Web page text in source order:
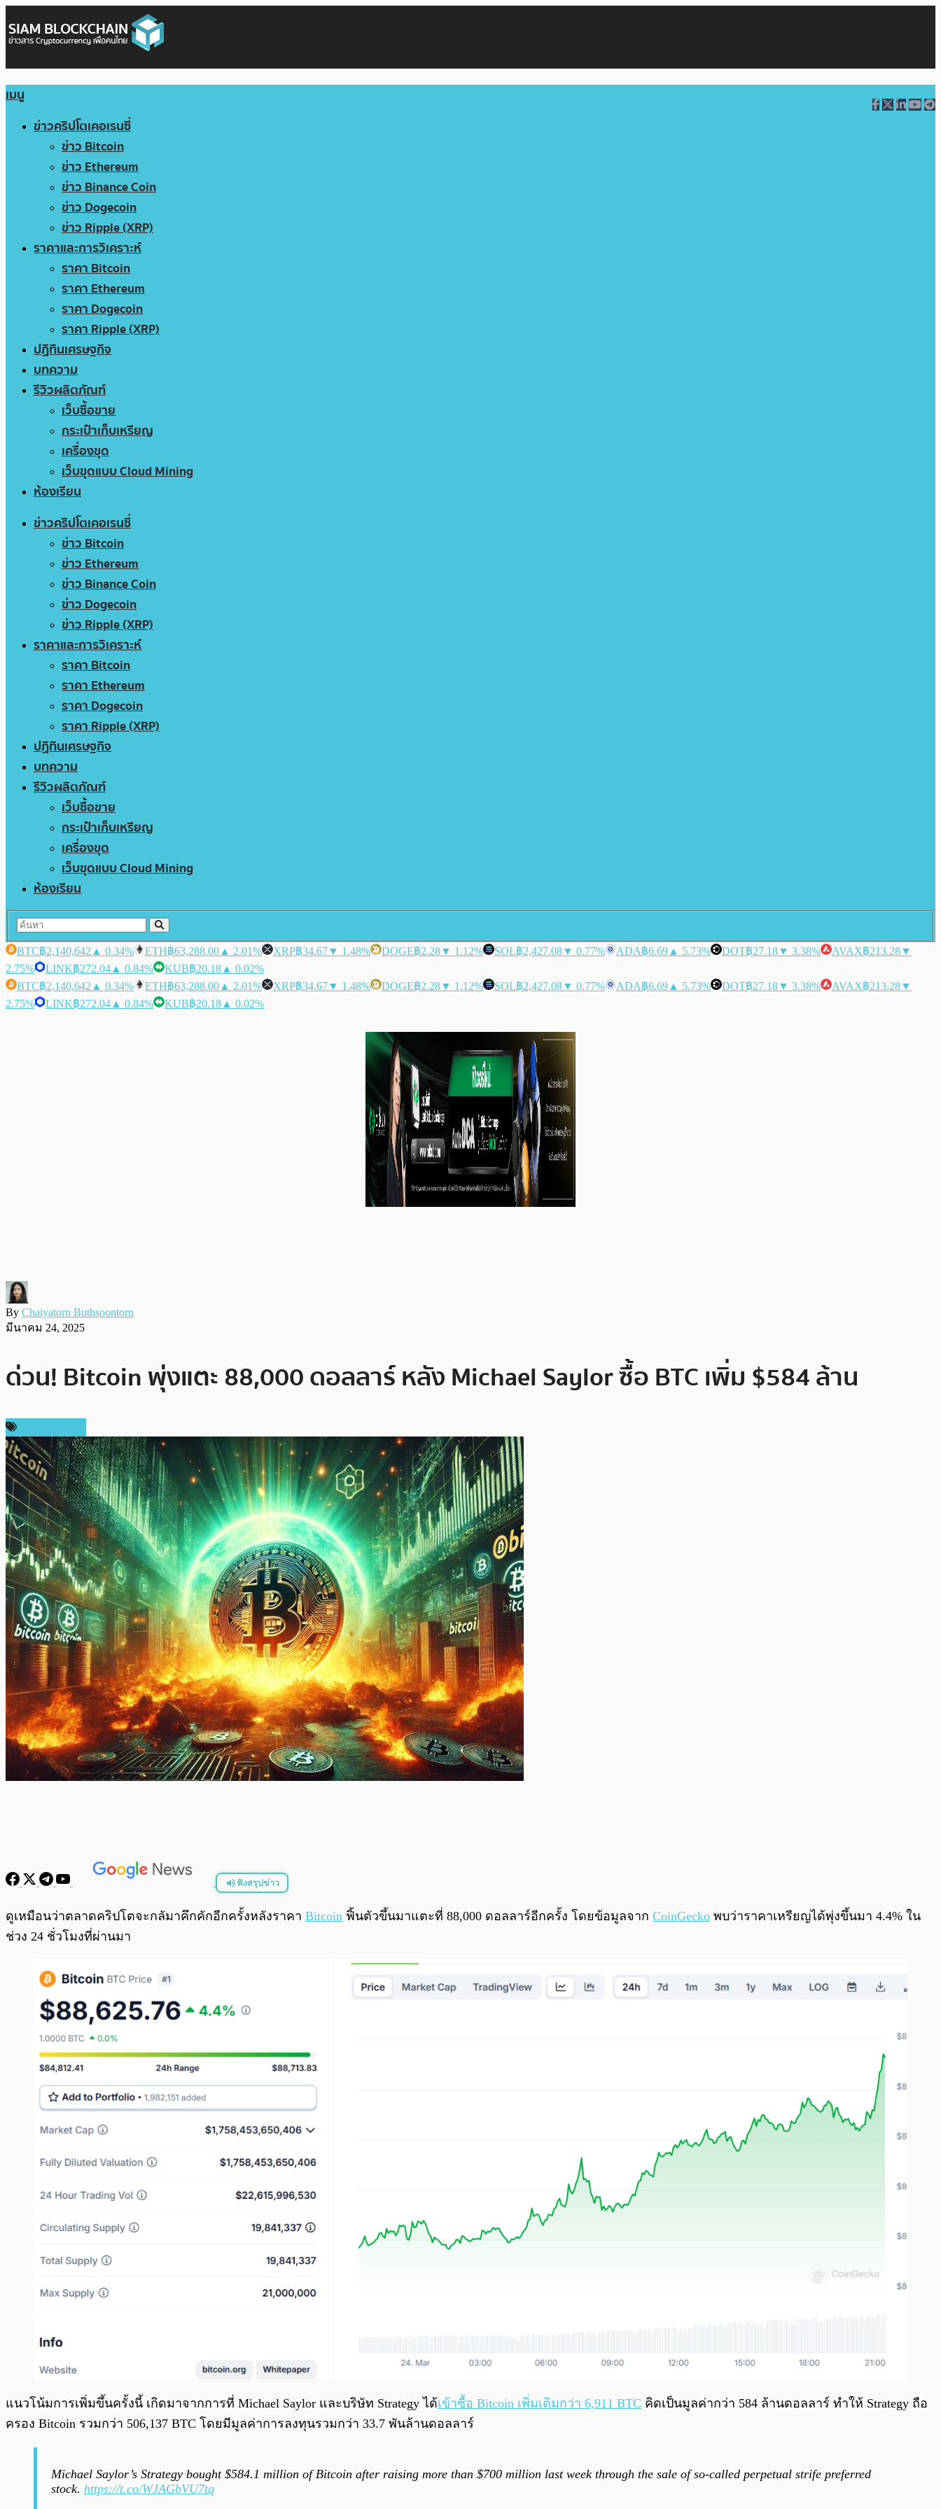
เมนู
ข่าวคริปโตเคอเรนซี่
ข่าว Bitcoin
ข่าว Ethereum
ข่าว Binance Coin
ข่าว Dogecoin
ข่าว Ripple (XRP)
ราคาและการวิเคราะห์
ราคา Bitcoin
ราคา Ethereum
ราคา Dogecoin
ราคา Ripple (XRP)
ปฏิทินเศรษฐกิจ
บทความ
รีวิวผลิตภัณฑ์
เว็บซื้อขาย
กระเป๋าเก็บเหรียญ
เครื่องขุด
เว็บขุดแบบ Cloud Mining
ห้องเรียน
ข่าวคริปโตเคอเรนซี่
ข่าว Bitcoin
ข่าว Ethereum
ข่าว Binance Coin
ข่าว Dogecoin
ข่าว Ripple (XRP)
ราคาและการวิเคราะห์
ราคา Bitcoin
ราคา Ethereum
ราคา Dogecoin
ราคา Ripple (XRP)
ปฏิทินเศรษฐกิจ
บทความ
รีวิวผลิตภัณฑ์
เว็บซื้อขาย
กระเป๋าเก็บเหรียญ
เครื่องขุด
เว็บขุดแบบ Cloud Mining
ห้องเรียน
BTC฿2,140,642 ▲ 0.34% ETH฿63,288.00 ▲ 2.01% XRP฿34.67▼ 1.48% DOGE฿2.28▼ 1.12% SOL฿2,427.08▼ 0.77% ADA฿6.69 ▲ 5.73% DOT฿27.18▼ 3.38% AVAX฿213.28▼
2.75%
LINK฿272.04 ▲ 0.84% KUB฿20.18 ▲ 0.02%
BTC฿2,140,642 ▲ 0.34% ETH฿63,288.00 ▲ 2.01% XRP฿34.67▼ 1.48% DOGE฿2.28▼ 1.12% SOL฿2,427.08▼ 0.77% ADA฿6.69 ▲ 5.73% DOT฿27.18▼ 3.38% AVAX฿213.28▼
2.75%
LINK฿272.04 ▲ 0.84% KUB฿20.18 ▲ 0.02%
By Chaiyatorn Buthsoontorn
มีนาคม 24, 2025
ด่วน! Bitcoin พุ่งแตะ 88,000 ดอลลาร์ หลัง Michael Saylor ซื้อ BTC เพิ่ม $584 ล้าน
ฟังสรุปข่าว
พร้อมเล่น 0:00 0:00
ดูเหมือนว่าตลาดคริปโตจะกลัมาคึกคักอีกครั้งหลังราคา Bitcoin ฟิ้นตัวขึ้นมาแตะที่ 88,000 ดอลลาร์อีกครั้ง โดยข้อมูลจาก CoinGecko พบว่าราคาเหรียญได้พุ่งขึ้นมา 4.4% ใน
ช่วง 24 ชั่วโมงที่ผ่านมา
แนวโน้มการเพิ่มขึ้นครั้งนี้ เกิดมาจากการที่ Michael Saylor และบริษัท Strategy ได้เข้าซื้อ Bitcoin เพิ่มเติมกว่า 6,911 BTC คิดเป็นมูลค่ากว่า 584 ล้านดอลลาร์ ทำให้ Strategy ถือ
ครอง Bitcoin รวมกว่า 506,137 BTC โดยมีมูลค่าการลงทุนรวมกว่า 33.7 พันล้านดอลลาร์
Michael Saylor’s Strategy bought $584.1 million of Bitcoin after raising more than $700 million last week through the sale of so-called perpetual strife preferred
stock. https://t.co/WJAGbVU7tq